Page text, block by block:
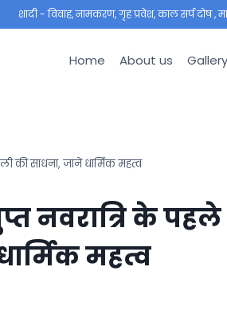
शादी - विवाह, नामकरण, गृह प्रवेश, काल सर्प दोष ,
Home About us Gallery
की साधना, जानें धार्मिक महत्व
नवरात्रि के पहले
महत्व